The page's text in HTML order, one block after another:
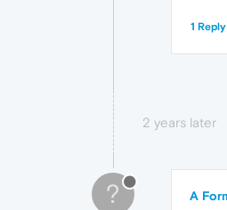
1 Reply
2 years later
? A